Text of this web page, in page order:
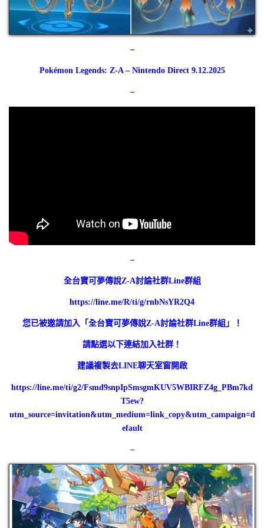
–
Pokémon Legends: Z-A – Nintendo Direct 9.12.2025
–
–
全台寶可夢傳說Z-A討論社群Line群組
https://line.me/R/ti/g/rnbNsYR2Q4
您已被邀請加入「全台寶可夢傳說Z-A討論社群Line群組」！
請點選以下連結加入社群！
建議複製去LINE聊天室窗開啟
https://line.me/ti/g2/Fsmd9snpIpSmsgmKUV5WBIRFZ4g_PBm7kd
T5ew?
utm_source=invitation&utm_medium=link_copy&utm_campaign=d
efault
–